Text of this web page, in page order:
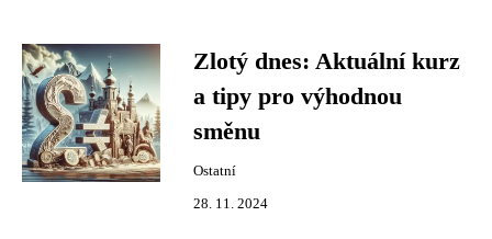
Zlotý dnes: Aktuální kurz
a tipy pro výhodnou
směnu
Ostatní
28. 11. 2024